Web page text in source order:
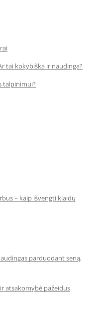
tai kokybiška ir naudinga?
talpinimui?
– kaip išvengti klaidų
parduodant seną,
atsakomybė pažeidus